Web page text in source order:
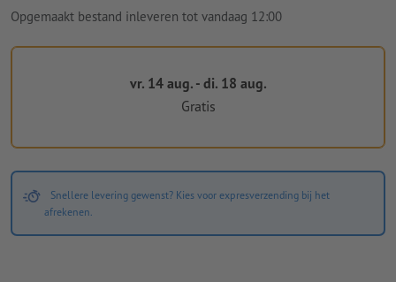
Opgemaakt bestand inleveren tot vandaag 12:00
vr. 14 aug. - di. 18 aug.
Gratis
Snellere levering gewenst? Kies voor expresverzending bij het
afrekenen.